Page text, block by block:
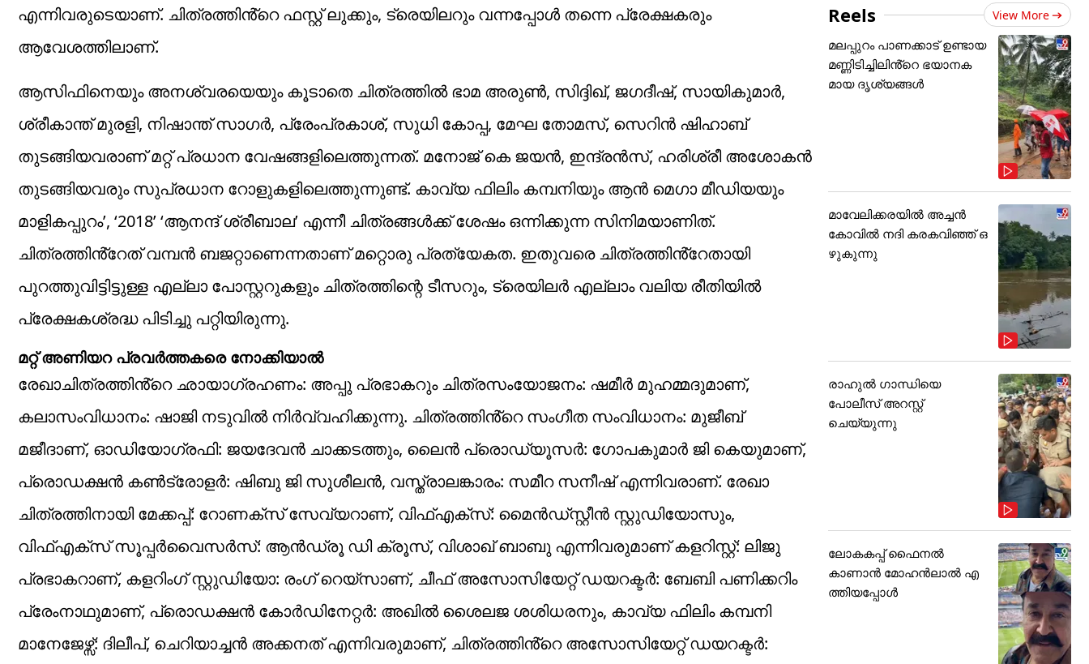
എന്നിവരുടെയാണ്. ചിത്രത്തിൻ്റെ ഫസ്റ്റ് ലുക്കും, ട്രെയിലറും വന്നപ്പോൾ തന്നെ പ്രേക്ഷകരും
ആവേശത്തിലാണ്.
ആസിഫിനെയും അനശ്വരയെയും കൂടാതെ ചിത്രത്തിൽ ഭാമ അരുൺ, സിദ്ദിഖ്, ജഗദീഷ്, സായികുമാർ,
ശ്രീകാന്ത് മുരളി, നിഷാന്ത് സാഗർ, പ്രേംപ്രകാശ്, സുധി കോപ്പ, മേഘ തോമസ്, സെറിൻ ഷിഹാബ്
തുടങ്ങിയവരാണ് മറ്റ് പ്രധാന വേഷങ്ങളിലെത്തുന്നത്. മനോജ് കെ ജയൻ, ഇന്ദ്രൻസ്, ഹരിശ്രീ അശോകൻ
തുടങ്ങിയവരും സുപ്രധാന റോളുകളിലെത്തുന്നുണ്ട്. കാവ്യ ഫിലിം കമ്പനിയും ആൻ മെഗാ മീഡിയയും
മാളികപ്പുറം’, ‘2018’ ‘ആനന്ദ് ശ്രീബാല’ എന്നീ ചിത്രങ്ങൾക്ക് ശേഷം ഒന്നിക്കുന്ന സിനിമയാണിത്.
ചിത്രത്തിൻ്റേത് വമ്പൻ ബജറ്റാണെന്നതാണ് മറ്റൊരു പ്രത്യേകത. ഇതുവരെ ചിത്രത്തിൻ്റേതായി
പുറത്തുവിട്ടിട്ടുള്ള എല്ലാ പോസ്റ്ററുകളും ചിത്രത്തിന്റെ ടീസറും, ട്രെയിലർ എല്ലാം വലിയ രീതിയിൽ
പ്രേക്ഷകശ്രദ്ധ പിടിച്ചു പറ്റിയിരുന്നു.
മറ്റ് അണിയറ പ്രവർത്തകരെ നോക്കിയാൽ
രേഖാചിത്രത്തിൻ്റെ ഛായാഗ്രഹണം: അപ്പു പ്രഭാകറും ചിത്രസംയോജനം: ഷമീർ മുഹമ്മദുമാണ്,
കലാസംവിധാനം: ഷാജി നടുവിൽ നിർവ്വഹിക്കുന്നു. ചിത്രത്തിൻ്റെ സംഗീത സംവിധാനം: മുജീബ്
മജീദാണ്, ഓഡിയോഗ്രഫി: ജയദേവൻ ചാക്കടത്തും, ലൈൻ പ്രൊഡ്യൂസർ: ഗോപകുമാർ ജി കെയുമാണ്,
പ്രൊഡക്ഷൻ കൺട്രോളർ: ഷിബു ജി സുശീലൻ, വസ്ത്രാലങ്കാരം: സമീറ സനീഷ് എന്നിവരാണ്. രേഖാ
ചിത്രത്തിനായി മേക്കപ്പ്: റോണക്‌സ് സേവ്യറാണ്, വിഫ്എക്സ്: മൈൻഡ്സ്റ്റീൻ സ്റ്റുഡിയോസും,
വിഫ്എക്സ് സൂപ്പർവൈസർസ്: ആൻഡ്രൂ ഡി ക്രൂസ്, വിശാഖ് ബാബു എന്നിവരുമാണ് കളറിസ്റ്റ്: ലിജു
പ്രഭാകറാണ്, കളറിംഗ് സ്റ്റുഡിയോ: രംഗ് റെയ്സാണ്, ചീഫ് അസോസിയേറ്റ് ഡയറക്ടർ: ബേബി പണിക്കറിം
പ്രേംനാഥുമാണ്, പ്രൊഡക്ഷൻ കോർഡിനേറ്റർ: അഖിൽ ശൈലജ ശശിധരനും, കാവ്യ ഫിലിം കമ്പനി
മാനേജേഴ്സ്: ദിലീപ്, ചെറിയാച്ചൻ അക്കനത് എന്നിവരുമാണ്, ചിത്രത്തിൻ്റെ അസോസിയേറ്റ് ഡയറക്ടർ:
Reels View More
മലപ്പുറം പാണക്കാട് ഉണ്ടായ
മണ്ണിടിച്ചിലിൻ്റെ ഭയാനക
മായ ദൃശ്യങ്ങൾ
മാവേലിക്കരയിൽ അച്ചൻ
കോവിൽ നദി കരകവിഞ്ഞ് ഒ
ഴുകുന്നു
രാഹുൽ ഗാന്ധിയെ
പോലീസ് അറസ്റ്റ്
ചെയ്യുന്നു
ലോകകപ്പ് ഫൈനൽ
കാണാൻ മോഹൻലാൽ എ
ത്തിയപ്പോൾ